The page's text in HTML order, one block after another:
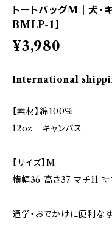
トートバッグM｜犬・
BMLP-1】
¥3,980
International
【素材】綿100％
12oz キャンバス
【サイズ】M
横幅36 高さ37 マチ11
通学・おでかけに便利な